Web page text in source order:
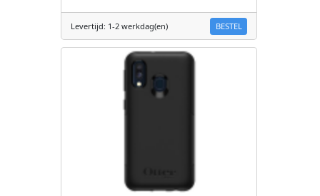
Levertijd: 1-2 werkdag(en) BESTEL